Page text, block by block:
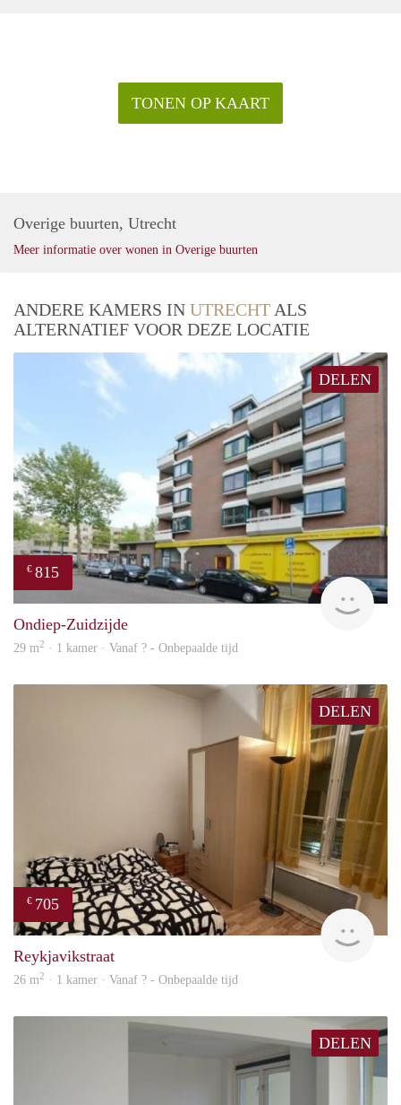
TONEN OP KAART
Overige buurten, Utrecht
Meer informatie over wonen in Overige buurten
ANDERE KAMERS IN UTRECHT ALS
ALTERNATIEF VOOR DEZE LOCATIE
DELEN
€ 815
rent
Ondiep-Zuidzijde
29 m2 · 1 kamer · Vanaf ? - Onbepaalde tijd
DELEN
€ 705
Reykjavikstraat
26 m2 · 1 kamer · Vanaf ? - Onbepaalde tijd
DELEN